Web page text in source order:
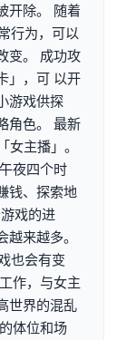
开除。 随着
行为，可以
变。 成功攻
」，可 以开
游戏供探
角色。 最新
主播」。
夜四个时
钱、探索地
戏的进
来越多。
也会有变
作，与女主
世界的混乱
体位和场